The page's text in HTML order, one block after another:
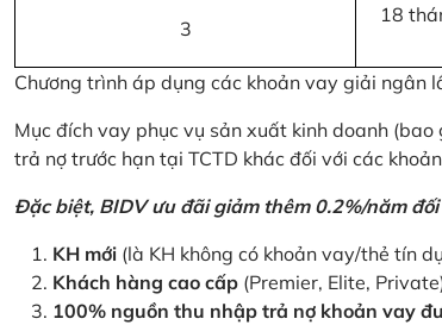
3
18
Chương trình áp dụng các khoản vay giải ngân
Mục đích vay phục vụ sản xuất kinh doanh
trả nợ trước hạn tại TCTD khác đối với các
Đặc biệt, BIDV ưu đãi giảm thêm 0.2%/năm
KH mới (là KH không có khoản vay/thẻ tín
Khách hàng cao cấp (Premier, Elite,
100% nguồn thu nhập trả nợ khoản vay